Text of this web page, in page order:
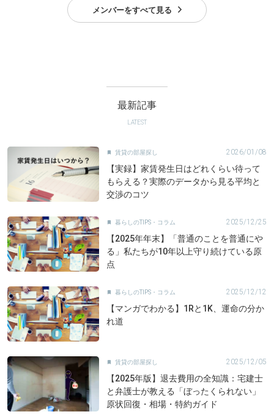
メンバーをすべて見る
最新記事
LATEST
賃貸の部屋探し 2026/01/08
【実録】家賃発生日はどれくらい待って
もらえる？実際のデータから見る平均と
交渉のコツ
暮らしのTIPS・コラム 2025/12/25
【2025年年末】「普通のことを普通にや
る」私たちが10年以上守り続けている原
点
暮らしのTIPS・コラム 2025/12/12
【マンガでわかる】1Rと1K、運命の分か
れ道
賃貸の部屋探し 2025/12/05
【2025年版】退去費用の全知識：宅建士
と弁護士が教える「ぼったくられない」
原状回復・相場・特約ガイド